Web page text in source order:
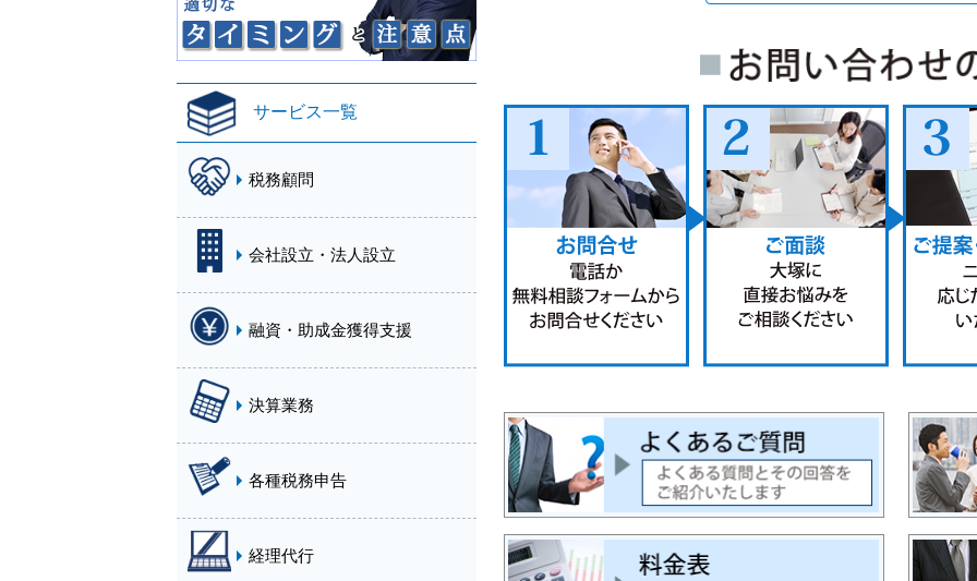
サービス一覧
税務顧問
会社設立・法人設立
融資・助成金獲得支援
決算業務
各種税務申告
経理代行